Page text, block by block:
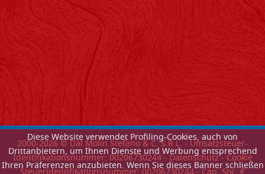
Diese Website verwendet Profiling-Cookies, auch von
Drittanbietern, um Ihnen Dienste und Werbung entsprechend
Ihren Präferenzen anzubieten. Wenn Sie dieses Banner schließen
2000-2026© Dal Molin Stefano & C. S.R.L. - Umsatzsteuer-
Identifikationsnummer: 00206730244 -Datenschutz-Cookie